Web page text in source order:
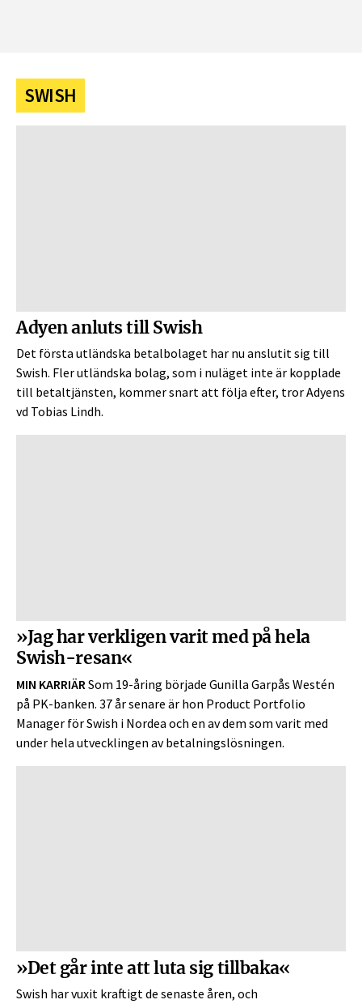
SWISH
Adyen anluts till Swish
Det första utländska betalbolaget har nu anslutit sig till
Swish. Fler utländska bolag, som i nuläget inte är kopplade
till betaltjänsten, kommer snart att följa efter, tror Adyens
vd Tobias Lindh.
»Jag har verkligen varit med på hela
Swish-resan«
MIN KARRIÄRSom 19-åring började Gunilla Garpås Westén
på PK-banken. 37 år senare är hon Product Portfolio
Manager för Swish i Nordea och en av dem som varit med
under hela utvecklingen av betalningslösningen.
»Det går inte att luta sig tillbaka«
Swish har vuxit kraftigt de senaste åren, och